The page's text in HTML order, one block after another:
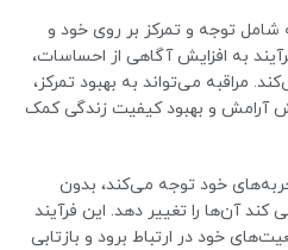
توجه و تمرکز بر روی خود و
به افزایش آگاهی از احساسات،
مراقبه می‌تواند به بهبود تمرکز،
آرامش و بهبود کیفیت زندگی کمک
خود توجه می‌کند، بدون
آن‌ها را تغییر دهد. این فرآیند
خود در ارتباط برود و بازتابی